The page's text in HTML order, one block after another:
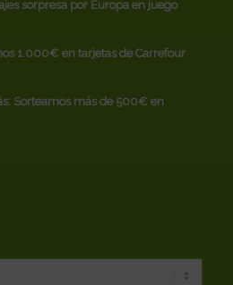
sorpresa por Europa en juego
1.000€ en tarjetas de Carrefour
Sorteamos más de 500€ en